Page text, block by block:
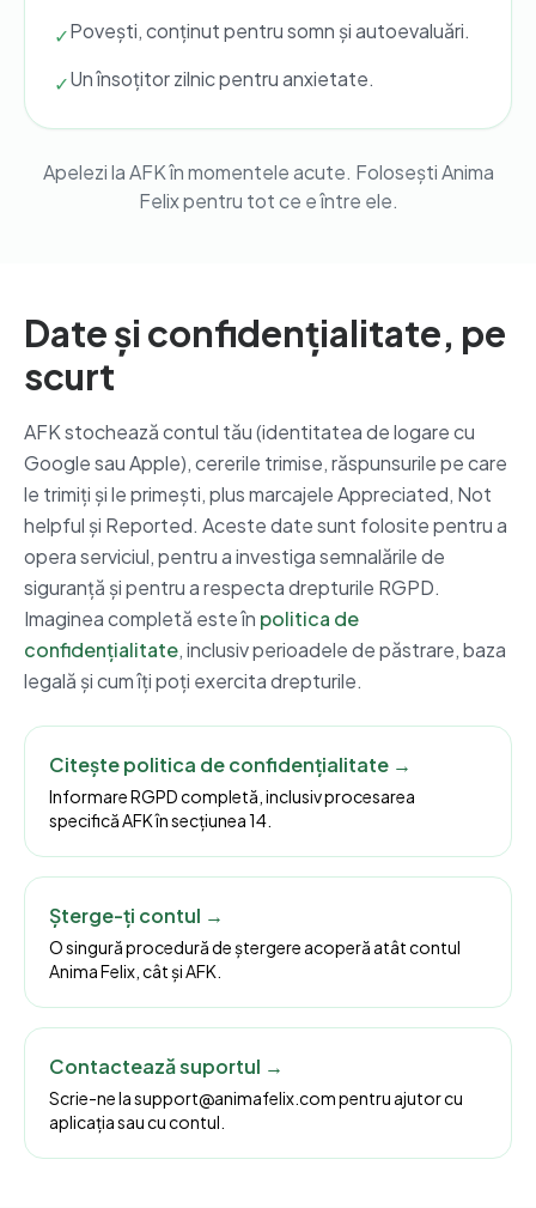
✓Povești, conținut pentru somn și autoevaluări.
✓Un însoțitor zilnic pentru anxietate.
Apelezi la AFK în momentele acute. Folosești Anima
Felix pentru tot ce e între ele.
Date și confidențialitate, pe
scurt
AFK stochează contul tău (identitatea de logare cu
Google sau Apple), cererile trimise, răspunsurile pe care
le trimiți și le primești, plus marcajele Appreciated, Not
helpful și Reported. Aceste date sunt folosite pentru a
opera serviciul, pentru a investiga semnalările de
siguranță și pentru a respecta drepturile RGPD.
Imaginea completă este în politica de
confidențialitate, inclusiv perioadele de păstrare, baza
legală și cum îți poți exercita drepturile.
Citește politica de confidențialitate →
Informare RGPD completă, inclusiv procesarea
specifică AFK în secțiunea 14.
Șterge-ți contul →
O singură procedură de ștergere acoperă atât contul
Anima Felix, cât și AFK.
Contactează suportul →
Scrie-ne la support@animafelix.com pentru ajutor cu
aplicația sau cu contul.